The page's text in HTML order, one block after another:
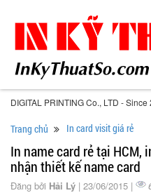
DIGITAL PRINTING Co., LTD - Since
Trang chủ In card visit giá rẻ
In name card rẻ tại HCM,
nhận thiết kế name card
Đăng bởi Hải Lý | 23/06/2015 |